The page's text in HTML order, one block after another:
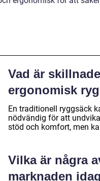
Vad är
ergonomisk
En traditionell ryggsäck
nödvändig för att
stöd och komfort, men
Vilka är några
marknaden